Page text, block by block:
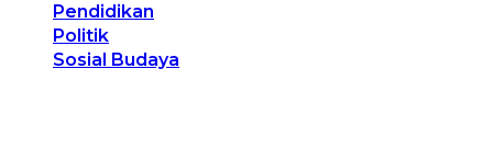
Pendidikan
Politik
Sosial Budaya